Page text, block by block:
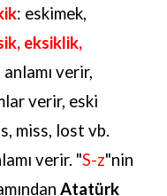
: eskimek,
eksiklik,
verir,
verir, eski
miss, lost vb.
verir. "S-z"nin
Atatürk